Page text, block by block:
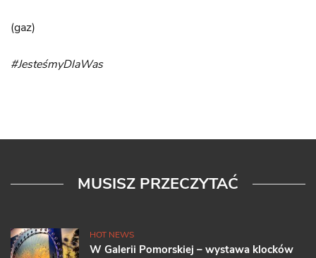
(gaz)
#JesteśmyDlaWas
MUSISZ PRZECZYTAĆ
HOT NEWS
W Galerii Pomorskiej – wystawa klocków